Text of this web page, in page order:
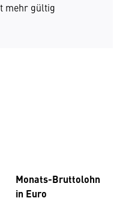
mehr gültig
Monats-Bruttolohn
in Euro